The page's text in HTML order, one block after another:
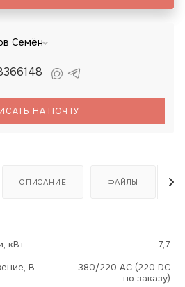
Семён
НА ПОЧТУ
ОПИСАНИЕ ФАЙЛЫ
кВт
7,7
В
380/220 AC (220 DC
по заказу)